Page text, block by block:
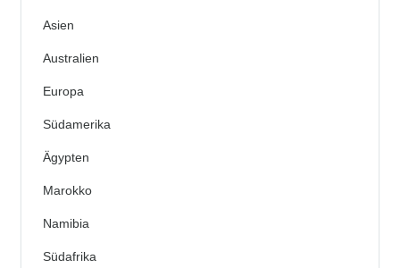
Asien
Australien
Europa
Südamerika
Ägypten
Marokko
Namibia
Südafrika